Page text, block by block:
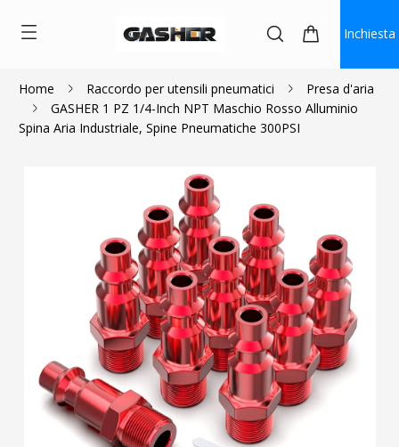
Inchiesta
Home Raccordo per utensili pneumatici
Presa d'aria
GASHER 1 PZ 1/4-Inch NPT Maschio Rosso Alluminio
Spina Aria Industriale, Spine Pneumatiche 300PSI
$0.90